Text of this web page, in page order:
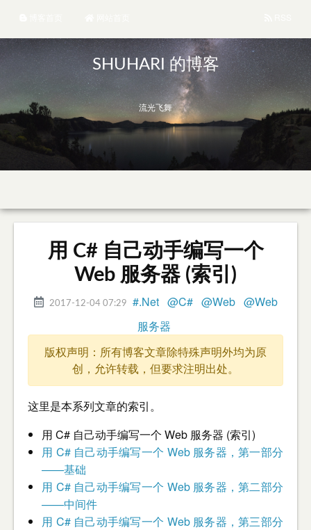
SHUHARI 的博客
流光飞舞
用 C# 自己动手编写一个
Web 服务器 (索引)
2017-12-04 07:29 #.Net @C# @Web @Web
服务器
版权声明：所有博客文章除特殊声明外均为原
创，允许转载，但要求注明出处。
这里是本系列文章的索引。
用 C# 自己动手编写一个 Web 服务器 (索引)
用 C# 自己动手编写一个 Web 服务器，第一部分
——基础
用 C# 自己动手编写一个 Web 服务器，第二部分
——中间件
用 C# 自己动手编写一个 Web 服务器，第三部分